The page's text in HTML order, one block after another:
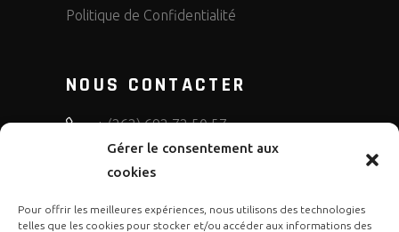
Gérer le consentement aux
cookies
Pour offrir les meilleures expériences, nous utilisons des technologies
telles que les cookies pour stocker et/ou accéder aux informations des
Politique de Confidentialité
NOUS CONTACTER
+ (262) 692 72 50 57
bruno.diffusion.motos